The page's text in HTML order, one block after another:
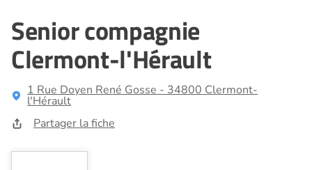
Senior compagnie
Clermont-l'Hérault
1 Rue Doyen René Gosse - 34800 Clermont-
l'Hérault
Partager la fiche